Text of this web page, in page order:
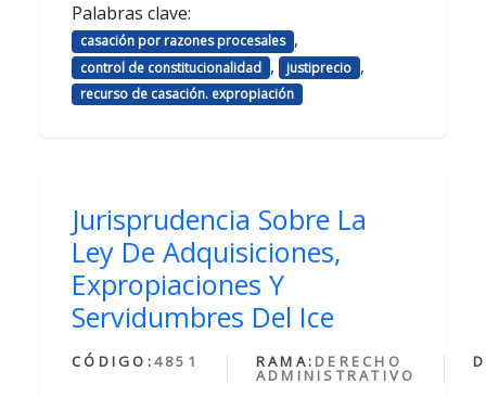
Palabras clave:
casación por razones procesales ,
control de constitucionalidad , justiprecio ,
recurso de casación. expropiación
Jurisprudencia Sobre La
Ley De Adquisiciones,
Expropiaciones Y
Servidumbres Del Ice
CÓDIGO:4851 RAMA: DERECHO
ADMINISTRATIVO